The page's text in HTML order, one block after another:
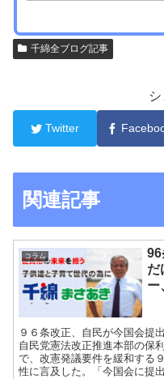
千綿全ブログ記事
Twitter
関連記事
コラム
96
だ
ー
９６条改正、自民が今国会
自民党憲法改正推進本部の保
で、改憲発議要件を緩和する
性に言及した。「今国会に提